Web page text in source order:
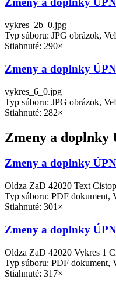
vykres_2b_0.jpg
Typ súboru: JPG obrázok,
Stiahnuté: 290×
Zmeny a doplnky
vykres_6_0.jpg
Typ súboru: JPG obrázok,
Stiahnuté: 282×
Zmeny a doplnky
Zmeny a doplnky
Oldza ZaD 42020 Text
Typ súboru: PDF dokument,
Stiahnuté: 301×
Zmeny a doplnky
Oldza ZaD 42020 Vykres 1
Typ súboru: PDF dokument,
Stiahnuté: 317×